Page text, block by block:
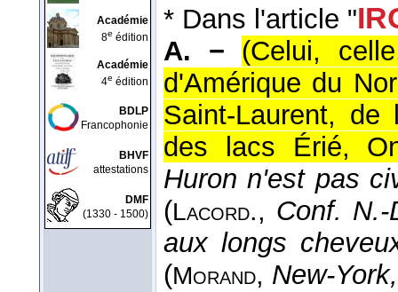
Académie
8e édition
Académie
4e édition
BDLP
Francophonie
BHVF
attestations
DMF
(1330 - 1500)
* Dans l'article "
A. −
(Celui,
d'Amérique du
Saint-Laurent,
des lacs Érié,
Huron n'est pas
(Lacord., Conf. N.-
aux longs
(Morand, New-York,